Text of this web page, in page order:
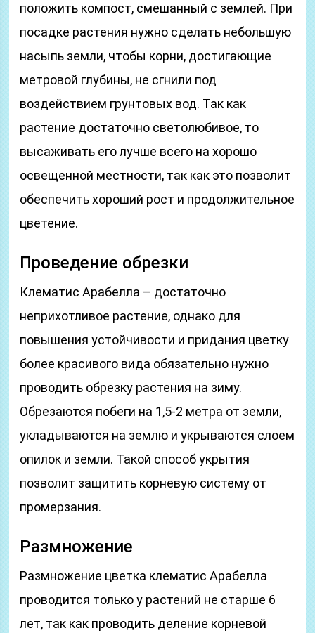
положить компост, смешанный с землей. При
посадке растения нужно сделать небольшую
насыпь земли, чтобы корни, достигающие
метровой глубины, не сгнили под
воздействием грунтовых вод. Так как
растение достаточно светолюбивое, то
высаживать его лучше всего на хорошо
освещенной местности, так как это позволит
обеспечить хороший рост и продолжительное
цветение.
Проведение обрезки
Клематис Арабелла – достаточно
неприхотливое растение, однако для
повышения устойчивости и придания цветку
более красивого вида обязательно нужно
проводить обрезку растения на зиму.
Обрезаются побеги на 1,5-2 метра от земли,
укладываются на землю и укрываются слоем
опилок и земли. Такой способ укрытия
позволит защитить корневую систему от
промерзания.
Размножение
Размножение цветка клематис Арабелла
проводится только у растений не старше 6
лет, так как проводить деление корневой